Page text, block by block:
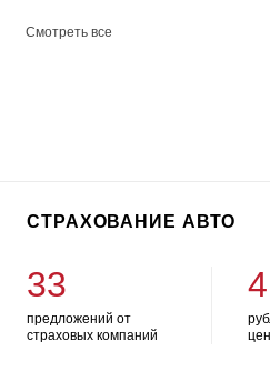
Смотреть все
СТРАХОВАНИЕ АВТО
33
предложений от
страховых компаний